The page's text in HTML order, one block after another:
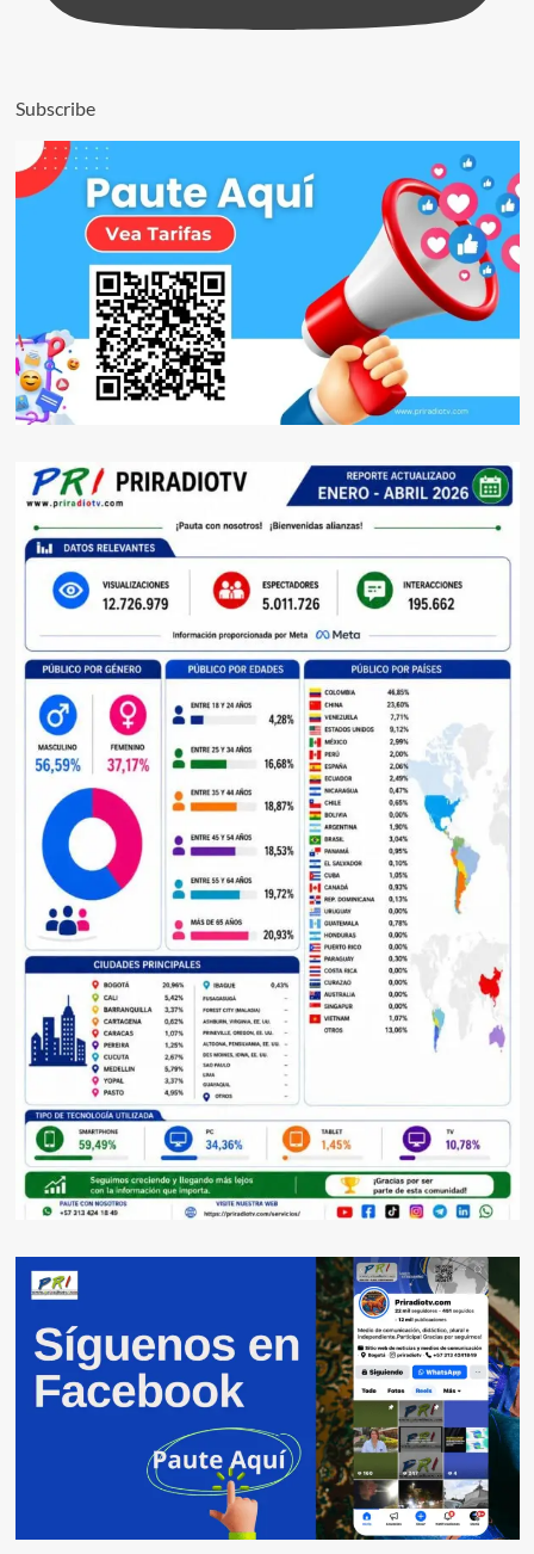
Subscribe